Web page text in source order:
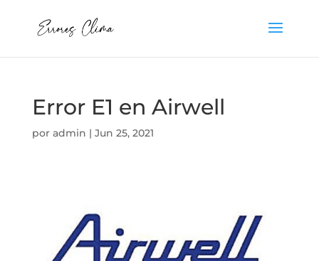
Error E1 en Airwell
por admin | Jun 25, 2021